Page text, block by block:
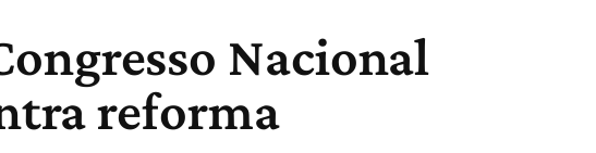
Nacional
reforma